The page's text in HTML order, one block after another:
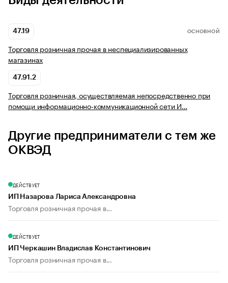
47.19 ОСНОВНОЙ
Торговля розничная прочая в неспециализированных
магазинах
47.91.2
Торговля розничная, осуществляемая непосредственно при
помощи информационно-коммуникационной сети И…
Другие предприниматели с тем же
ОКВЭД
ДЕЙСТВУЕТ
ИП Назарова Лариса Александровна
Торговля розничная прочая в...
ДЕЙСТВУЕТ
ИП Черкашин Владислав Константинович
Торговля розничная прочая в...